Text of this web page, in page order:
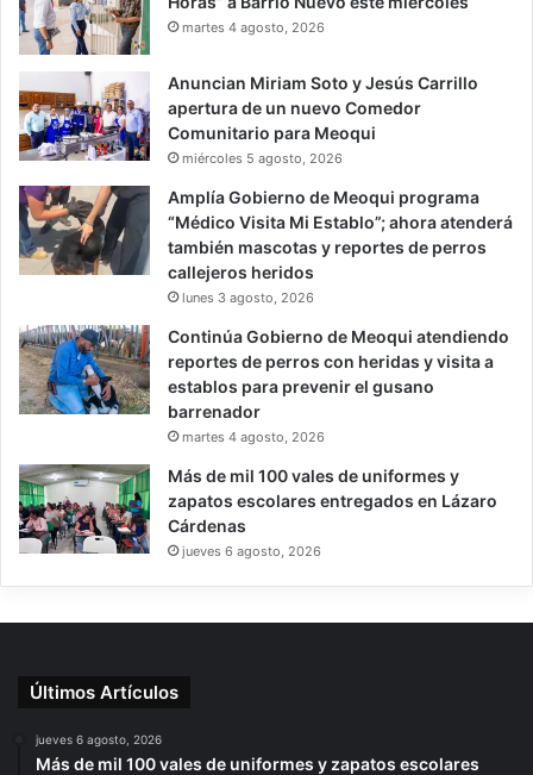
martes 4 agosto, 2026
Anuncian Miriam Soto y Jesús Carrillo
apertura de un nuevo Comedor
Comunitario para Meoqui
miércoles 5 agosto, 2026
Amplía Gobierno de Meoqui programa
“Médico Visita Mi Establo”; ahora atenderá
también mascotas y reportes de perros
callejeros heridos
lunes 3 agosto, 2026
Continúa Gobierno de Meoqui atendiendo
reportes de perros con heridas y visita a
establos para prevenir el gusano
barrenador
martes 4 agosto, 2026
Más de mil 100 vales de uniformes y
zapatos escolares entregados en Lázaro
Cárdenas
jueves 6 agosto, 2026
Últimos Artículos
jueves 6 agosto, 2026
Más de mil 100 vales de uniformes y zapatos escolares